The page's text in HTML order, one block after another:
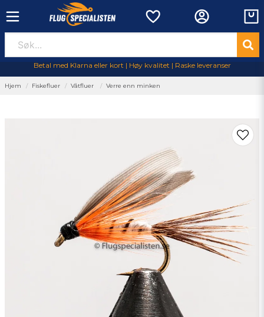
Betal med Klarna eller kort | Høy kvalitet | Raske leveranser
Hjem Fiskefluer Våtfluer Verre enn minken